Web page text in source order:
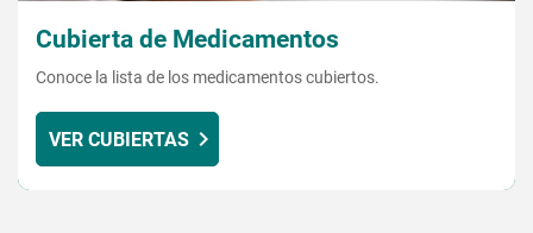
Cubierta de Medicamentos
Conoce la lista de los medicamentos cubiertos.
VER CUBIERTAS